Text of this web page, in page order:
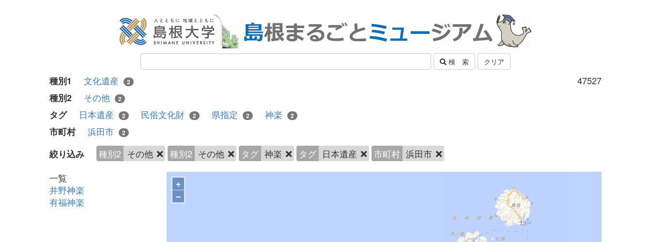
検 索 クリア
47527
種別1 文化遺産 2
種別2 その他 2
タグ 日本遺産 2 民俗文化財 2 県指定 2 神楽 2
市町村 浜田市 2
絞り込み 種別2 その他 種別2 その他 タグ 神楽 タグ 日本遺産 市町村 浜田市
一覧
井野神楽
有福神楽
+
–